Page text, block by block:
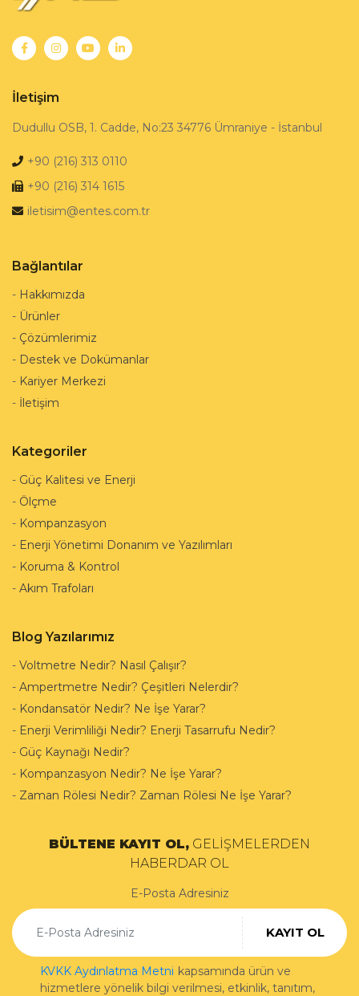
İletişim
Dudullu OSB, 1. Cadde, No:23 34776 Ümraniye - İstanbul
+90 (216) 313 0110
+90 (216) 314 1615
iletisim@entes.com.tr
Bağlantılar
- Hakkımızda
- Ürünler
- Çözümlerimiz
- Destek ve Dokümanlar
- Kariyer Merkezi
- İletişim
Kategoriler
- Güç Kalitesi ve Enerji
- Ölçme
- Kompanzasyon
- Enerji Yönetimi Donanım ve Yazılımları
- Koruma & Kontrol
- Akım Trafoları
Blog Yazılarımız
- Voltmetre Nedir? Nasıl Çalışır?
- Ampertmetre Nedir? Çeşitleri Nelerdir?
- Kondansatör Nedir? Ne İşe Yarar?
- Enerji Verimliliği Nedir? Enerji Tasarrufu Nedir?
- Güç Kaynağı Nedir?
- Kompanzasyon Nedir? Ne İşe Yarar?
- Zaman Rölesi Nedir? Zaman Rölesi Ne İşe Yarar?
BÜLTENE KAYIT OL, GELİŞMELERDEN
HABERDAR OL
E-Posta Adresiniz
KAYIT OL
KVKK Aydınlatma Metni kapsamında ürün ve
hizmetlere yönelik bilgi verilmesi, etkinlik, tanıtım,